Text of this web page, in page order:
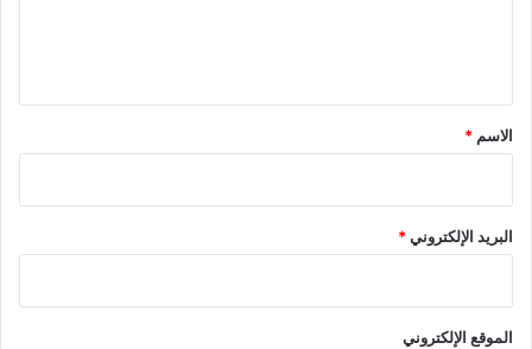
*
الاسم *
البريد الإلكتروني*
الموقع الإلكتروني